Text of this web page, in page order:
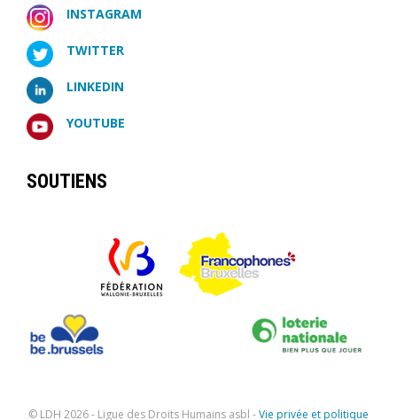
INSTAGRAM
TWITTER
LINKEDIN
YOUTUBE
SOUTIENS
© LDH 2026 - Ligue des Droits Humains asbl -Vie privée et politique